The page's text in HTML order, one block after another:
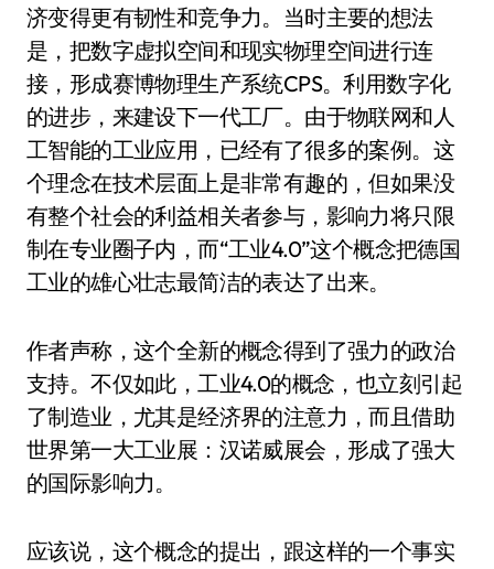
济变得更有韧性和竞争力。当时主要的想法
是，把数字虚拟空间和现实物理空间进行连
接，形成赛博物理生产系统CPS。利用数字化
的进步，来建设下一代工厂。由于物联网和人
工智能的工业应用，已经有了很多的案例。这
个理念在技术层面上是非常有趣的，但如果没
有整个社会的利益相关者参与，影响力将只限
制在专业圈子内，而“工业4.0”这个概念把德国
工业的雄心壮志最简洁的表达了出来。
作者声称，这个全新的概念得到了强力的政治
支持。不仅如此，工业4.0的概念，也立刻引起
了制造业，尤其是经济界的注意力，而且借助
世界第一大工业展：汉诺威展会，形成了强大
的国际影响力。
应该说，这个概念的提出，跟这样的一个事实